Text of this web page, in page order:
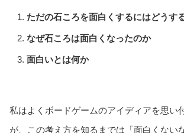
ただの石ころを面白くするにはどうす
なぜ石ころは面白くなったのか
面白いとは何か
私はよくボードゲームのアイディアを思い
が、この考え方を知るまでは「面白くない